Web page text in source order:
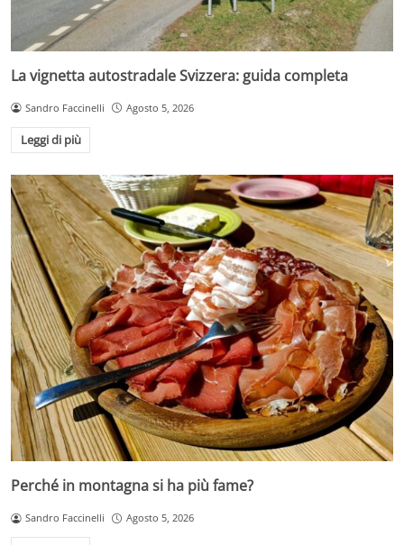
La vignetta autostradale Svizzera: guida completa
Sandro Faccinelli Agosto 5, 2026
Leggi di più
Perché in montagna si ha più fame?
Sandro Faccinelli Agosto 5, 2026